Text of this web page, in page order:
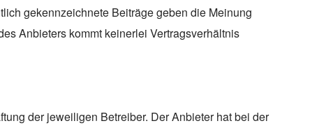
gekennzeichnete Beiträge geben die Meinung
Anbieters kommt keinerlei Vertragsverhältnis
der jeweiligen Betreiber. Der Anbieter hat bei der